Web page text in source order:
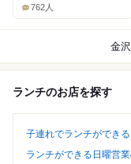
762人
金沢
ランチのお店を探す
子連れでランチができ
ランチができる日曜営